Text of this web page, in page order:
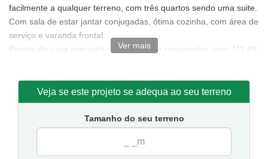
facilmente a qualquer terreno, com três quartos sendo uma suite.
Com sala de estar jantar conjugadas, ótima cozinha, com área de
serviço e varanda frontal.
Projeto de casa com sala de estar/jantar conjugadas, com 111,49
Sugestão de terreno para implantação: 10 metros de frente
por 20 metros de fundos.
Ver mais
Veja se este projeto se adequa ao seu terreno
Tamanho do seu terreno